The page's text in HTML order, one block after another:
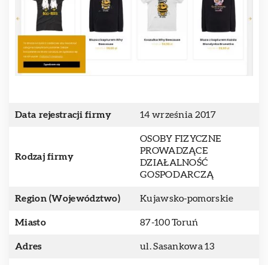
Data rejestracji firmy 14 września 2017
Rodzaj firmy
OSOBY FIZYCZNE
PROWADZĄCE
DZIAŁALNOŚĆ
GOSPODARCZĄ
Region (Województwo) Kujawsko-pomorskie
Miasto 87-100 Toruń
Adres ul. Sasankowa 13